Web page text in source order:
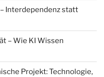
Interdependenz statt
– Wie KI Wissen
Projekt: Technologie,